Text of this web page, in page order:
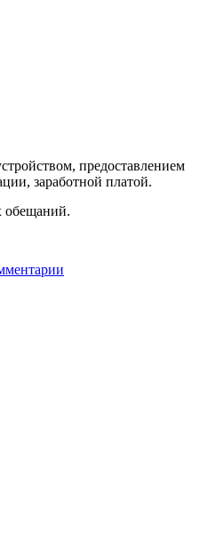
предоставлением
заработной платой.
обещаний.